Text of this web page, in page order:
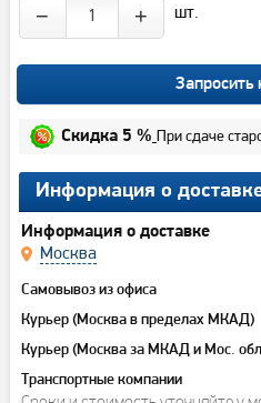
− + шт.
Запросить
Скидка 5 % При сдаче
Информация о
Информация о доставке
Москва
Самовывоз из офиса
Курьер (Москва в пределах МКАД)
Курьер (Москва за МКАД и Мос.
Транспортные компании